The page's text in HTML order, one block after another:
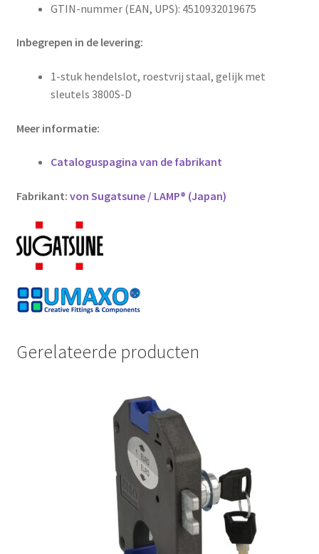
GTIN-nummer (EAN, UPS): 4510932019675
Inbegrepen in de levering:
1-stuk hendelslot, roestvrij staal, gelijk met
sleutels 3800S-D
Meer informatie:
Cataloguspagina van de fabrikant
Fabrikant: von Sugatsune / LAMP® (Japan)
Gerelateerde producten